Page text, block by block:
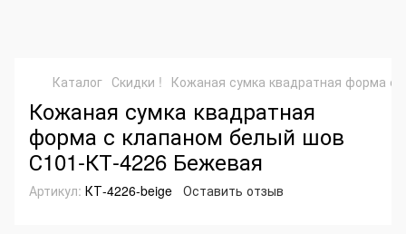
Каталог Скидки ! Кожаная сумка квадратная форма
Кожаная сумка квадратная
форма с клапаном белый шов
С101-КТ-4226 Бежевая
Артикул: КТ-4226-beige Оставить отзыв